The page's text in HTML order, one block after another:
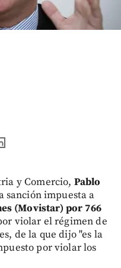
y Comercio, Pablo
sanción impuesta a
(Movistar) por 766
violar el régimen de
de la que dijo "es la
por violar los